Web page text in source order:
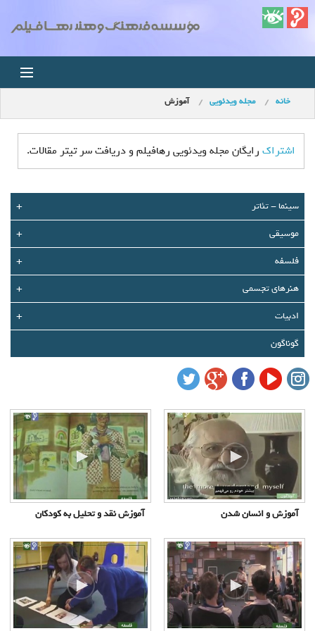
خانه
فروشگاه
مجله ویدئویی
کودک
درباره ما
تماس با ما
سبد خرید شما خالی است
سبد خرید
ورود
عضویت
خانه مجله ویدئویی آموزش
اشتراک رایگان مجله ویدئویی رهافیلم و دریافت سر تیتر مقالات.
سينما - تئاتر
+
موسیقی
+
فلسفه
+
هنرهای تجسمی
+
ادبیات
+
گوناگون
آموزش و انسان شدن آموزش نقد و تحلیل به کودکان